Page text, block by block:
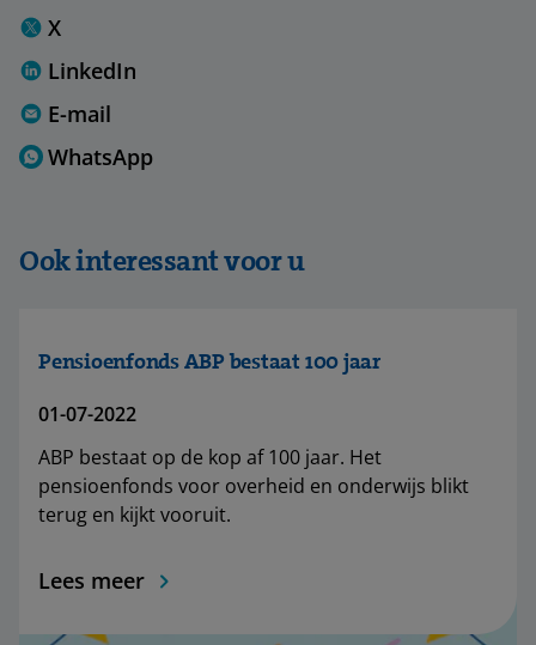
X
LinkedIn
E-mail
WhatsApp
Ook interessant voor u
Pensioenfonds ABP bestaat 100 jaar
01-07-2022
ABP bestaat op de kop af 100 jaar. Het
pensioenfonds voor overheid en onderwijs blikt
terug en kijkt vooruit.
Lees meer